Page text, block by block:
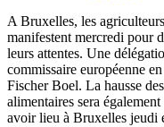
A Bruxelles, les
manifestent mercredi pour
leurs attentes. Une
commissaire européenne
Fischer Boel. La hausse
alimentaires sera
avoir lieu à Bruxelles jeudi